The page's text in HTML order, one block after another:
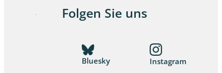
Folgen Sie uns
Bluesky Instagram